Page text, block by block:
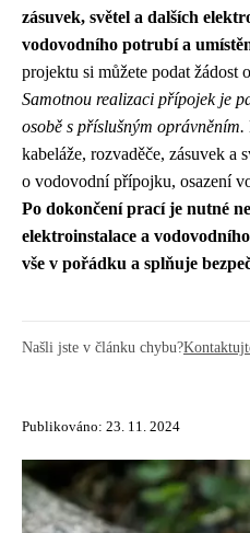
zásuvek, světel a dalších
vodovodního potrubí a
projektu si můžete podat
Samotnou realizaci přípojek je
osobě s příslušným oprávněním.
kabeláže, rozvaděče, zásuvek a
o vodovodní přípojku, osazení
Po dokončení prací je nutné
elektroinstalace a
vše v pořádku a splňuje
Našli jste v článku chybu?
Publikováno: 23. 11. 2024